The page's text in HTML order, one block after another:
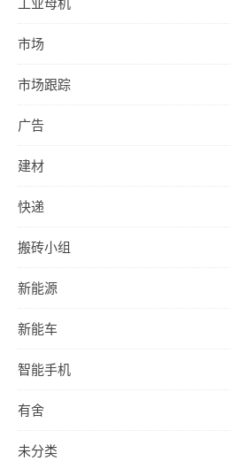
市场
市场跟踪
广告
建材
快递
搬砖小组
新能源
新能车
智能手机
有舍
未分类